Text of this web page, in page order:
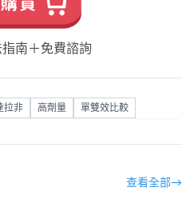
南＋免費諮詢
拉非 高劑量 單雙效比較
查看全部→